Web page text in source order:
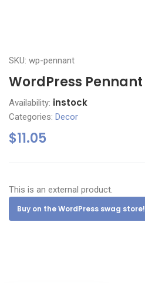
SKU: wp-pennant
WordPress Pennant
Availability: instock
Categories: Decor
$11.05
This is an external product.
Buy on the WordPress swag store!